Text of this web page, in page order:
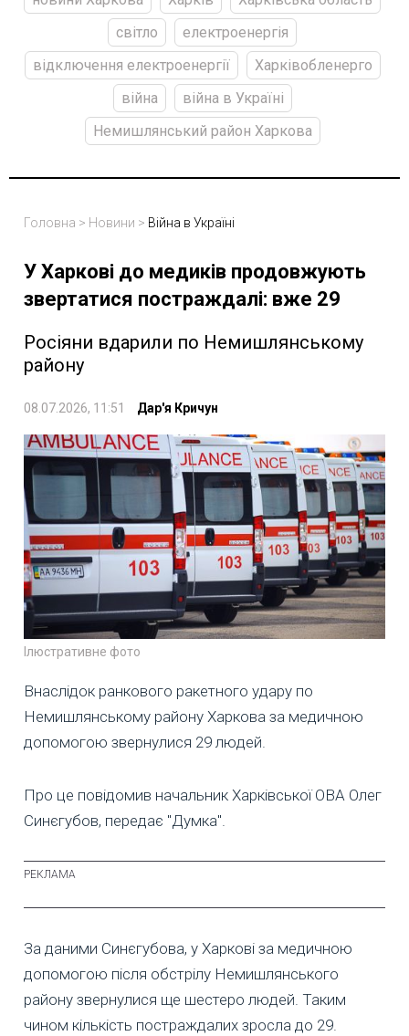
світло
електроенергія
відключення електроенергії
Харківобленерго
війна
війна в Україні
Немишлянський район Харкова
Головна > Новини > Війна в Україні
У Харкові до медиків продовжують
звертатися постраждалі: вже 29
Росіяни вдарили по Немишлянському
району
08.07.2026, 11:51 Дар'я Кричун
Ілюстративне фото
Внаслідок ранкового ракетного удару по
Немишлянському району Харкова за медичною
допомогою звернулися 29 людей.
Про це повідомив начальник Харківської ОВА Олег
Синєгубов, передає "Думка".
За даними Синєгубова, у Харкові за медичною
допомогою після обстрілу Немишлянського
району звернулися ще шестеро людей. Таким
чином кількість постраждалих зросла до 29.